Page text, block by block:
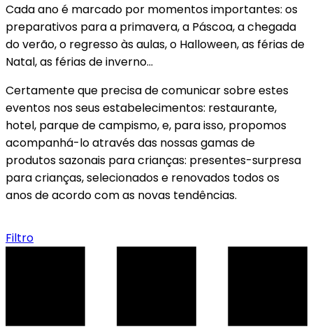
Cada ano é marcado por momentos importantes: os
preparativos para a primavera, a Páscoa, a chegada
do verão, o regresso às aulas, o Halloween, as férias de
Natal, as férias de inverno...
Certamente que precisa de comunicar sobre estes
eventos nos seus estabelecimentos: restaurante,
hotel, parque de campismo, e, para isso, propomos
acompanhá-lo através das nossas gamas de
produtos sazonais para crianças: presentes-surpresa
para crianças, selecionados e renovados todos os
anos de acordo com as novas tendências.
Filtro